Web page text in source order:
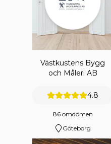
Västkustens Bygg
och Måleri AB
4.8
86 omdömen
Göteborg